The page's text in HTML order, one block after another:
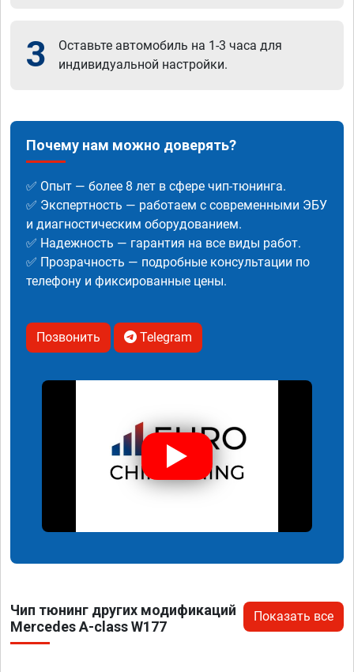
3
Оставьте автомобиль на 1-3 часа для
индивидуальной настройки.
Почему нам можно доверять?
✅ Опыт — более 8 лет в сфере чип-тюнинга.
✅ Экспертность — работаем с современными ЭБУ
и диагностическим оборудованием.
✅ Надежность — гарантия на все виды работ.
✅ Прозрачность — подробные консультации по
телефону и фиксированные цены.
Позвонить Telegram
Чип тюнинг других модификаций
Mercedes A-class W177
Показать все